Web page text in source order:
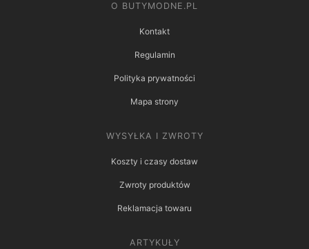
O BUTYMODNE.PL
Kontakt
Regulamin
Polityka prywatności
Mapa strony
WYSYŁKA I ZWROTY
Koszty i czasy dostaw
Zwroty produktów
Reklamacja towaru
ARTYKUŁY